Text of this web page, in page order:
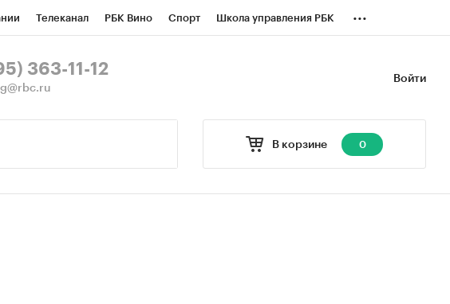
Телеканал РБК Вино Спорт Школа управления РБК ...
Войти
363-11-12
В корзине 0